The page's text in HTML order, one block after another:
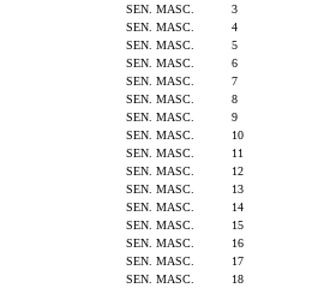
SEN. MASC. 3
SEN. MASC. 4
SEN. MASC. 5
SEN. MASC. 6
SEN. MASC. 7
SEN. MASC. 8
SEN. MASC. 9
SEN. MASC. 10
SEN. MASC. 11
SEN. MASC. 12
SEN. MASC. 13
SEN. MASC. 14
SEN. MASC. 15
SEN. MASC. 16
SEN. MASC. 17
SEN. MASC. 18